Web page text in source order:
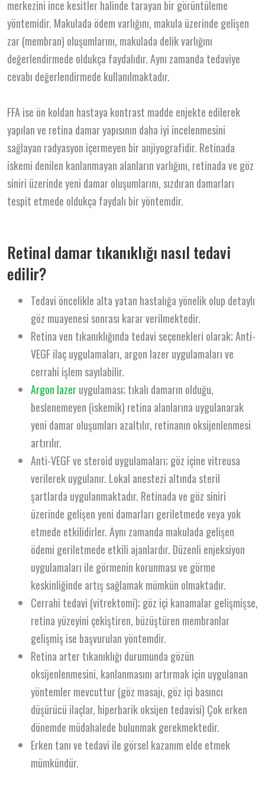
merkezini ince kesitler halinde tarayan bir görüntüleme
yöntemidir. Makulada ödem varlığını, makula üzerinde gelişen
zar (membran) oluşumlarını, makulada delik varlığını
değerlendirmede oldukça faydalıdır. Aynı zamanda tedaviye
cevabı değerlendirmede kullanılmaktadır.
FFA ise ön koldan hastaya kontrast madde enjekte edilerek
yapılan ve retina damar yapısının daha iyi incelenmesini
sağlayan radyasyon içermeyen bir anjiyografidir. Retinada
iskemi denilen kanlanmayan alanların varlığını, retinada ve göz
siniri üzerinde yeni damar oluşumlarını, sızdıran damarları
tespit etmede oldukça faydalı bir yöntemdir.
Retinal damar tıkanıklığı nasıl tedavi
edilir?
Tedavi öncelikle alta yatan hastalığa yönelik olup detaylı
göz muayenesi sonrası karar verilmektedir.
Retina ven tıkanıklığında tedavi seçenekleri olarak; Anti-
VEGF ilaç uygulamaları, argon lazer uygulamaları ve
cerrahi işlem sayılabilir.
Argon lazeruygulaması; tıkalı damarın olduğu,
beslenemeyen (iskemik) retina alanlarına uygulanarak
yeni damar oluşumları azaltılır, retinanın oksijenlenmesi
artırılır.
Anti-VEGF ve steroid uygulamaları; göz içine vitreusa
verilerek uygulanır. Lokal anestezi altında steril
şartlarda uygulanmaktadır. Retinada ve göz siniri
üzerinde gelişen yeni damarları geriletmede veya yok
etmede etkilidirler. Aynı zamanda makulada gelişen
ödemi geriletmede etkili ajanlardır. Düzenli enjeksiyon
uygulamaları ile görmenin korunması ve görme
keskinliğinde artış sağlamak mümkün olmaktadır.
Cerrahi tedavi (vitrektomi); göz içi kanamalar gelişmişse,
retina yüzeyini çekiştiren, büzüştüren membranlar
gelişmiş ise başvurulan yöntemdir.
Retina arter tıkanıklığı durumunda gözün
oksijenlenmesini, kanlanmasını artırmak için uygulanan
yöntemler mevcuttur (göz masajı, göz içi basıncı
düşürücü ilaçlar, hiperbarik oksijen tedavisi) Çok erken
dönemde müdahalede bulunmak gerekmektedir.
Erken tanı ve tedavi ile görsel kazanım elde etmek
mümkündür.